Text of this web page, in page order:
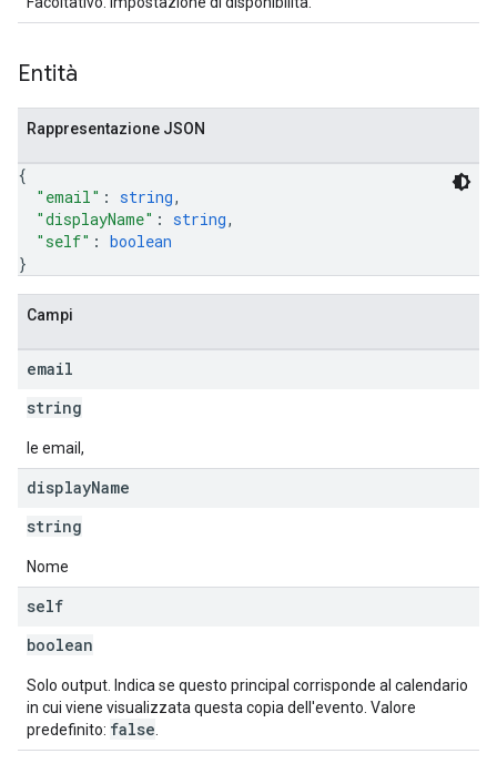
Entità
Rappresentazione JSON
{
"email" : string,
"displayName" : string,
"self" : boolean
}
Campi
email
string
le email,
displayName
string
Nome
self
boolean
Solo output. Indica se questo principal corrisponde al calendario
in cui viene visualizzata questa copia dell'evento. Valore
predefinito: false